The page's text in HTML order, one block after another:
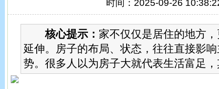
时间：2025-09-26
核心提示： 家不仅仅是居住的地方
延伸。房子的布局、状态，往往直接影
势。很多人以为房子大就代表生活富足